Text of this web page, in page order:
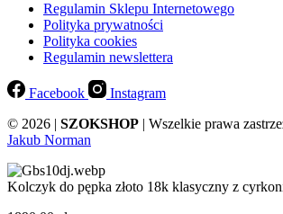
Regulamin Sklepu Internetowego
Polityka prywatności
Polityka cookies
Regulamin newslettera
Facebook
Instagram
© 2026 | SZOKSHOP | Wszelkie prawa
Jakub Norman
Kolczyk do pępka złoto 18k klasyczny z